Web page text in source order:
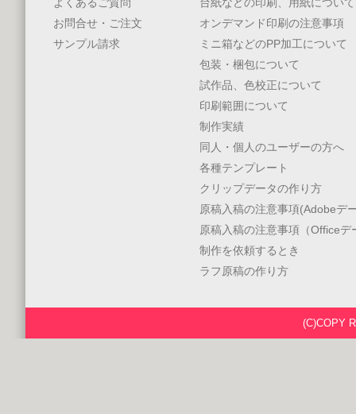
よくあるご質問
お問合せ・ご注文
サンプル請求
台紙などの印刷、用紙について
オンデマンド印刷の注意事項
ミニ箱などのPP加工について
包装・梱包について
試作品、色校正について
印刷範囲について
制作実績
同人・個人のユーザーの方へ
各種テンプレート
クリップデータの作り方
原稿入稿の注意事項(Adobeデ
原稿入稿の注意事項（Officeデ
制作を依頼するとき
ラフ原稿の作り方
(C)COPY